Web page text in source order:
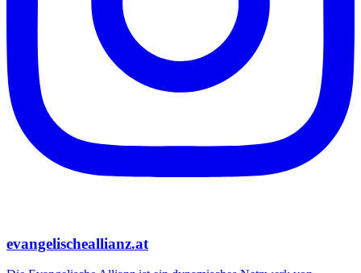
evangelischeallianz.at